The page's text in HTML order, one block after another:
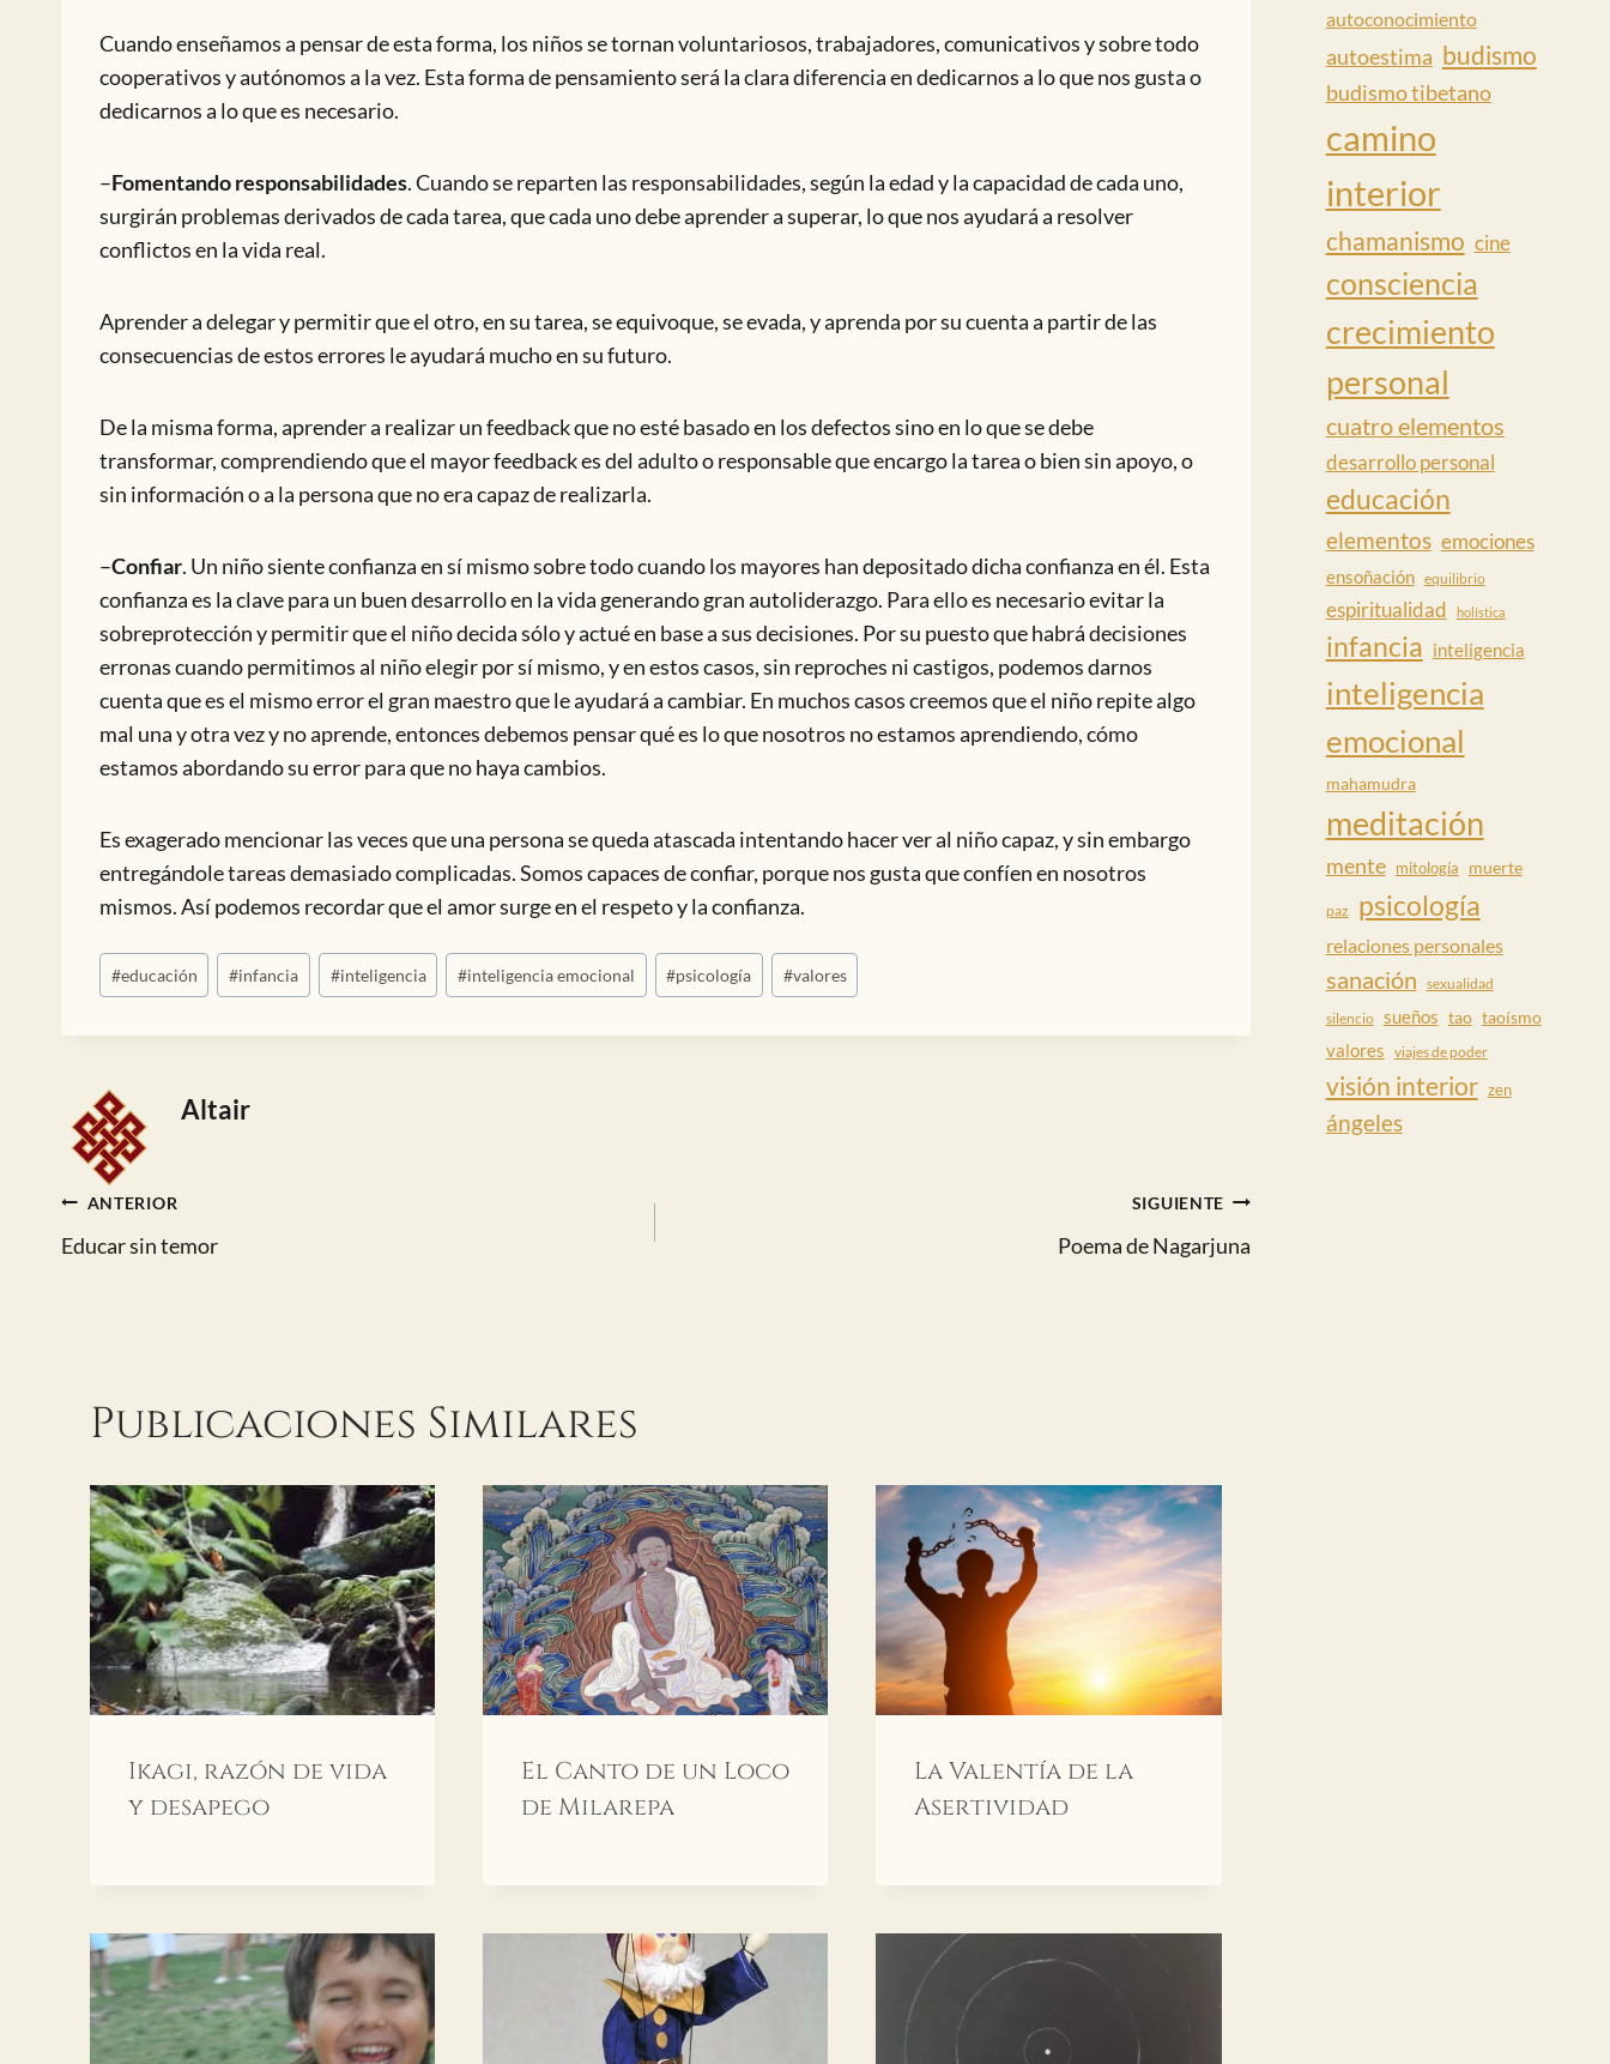
Cuando enseñamos a pensar de esta forma, los niños se tornan voluntariosos, trabajadores, comunicativos y sobre todo
cooperativos y autónomos a la vez. Esta forma de pensamiento será la clara diferencia en dedicarnos a lo que nos gusta o
dedicarnos a lo que es necesario.
–Fomentando responsabilidades. Cuando se reparten las responsabilidades, según la edad y la capacidad de cada uno,
surgirán problemas derivados de cada tarea, que cada uno debe aprender a superar, lo que nos ayudará a resolver
conflictos en la vida real.
Aprender a delegar y permitir que el otro, en su tarea, se equivoque, se evada, y aprenda por su cuenta a partir de las
consecuencias de estos errores le ayudará mucho en su futuro.
De la misma forma, aprender a realizar un feedback que no esté basado en los defectos sino en lo que se debe
transformar, comprendiendo que el mayor feedback es del adulto o responsable que encargo la tarea o bien sin apoyo, o
sin información o a la persona que no era capaz de realizarla.
–Confiar. Un niño siente confianza en sí mismo sobre todo cuando los mayores han depositado dicha confianza en él. Esta
confianza es la clave para un buen desarrollo en la vida generando gran autoliderazgo. Para ello es necesario evitar la
sobreprotección y permitir que el niño decida sólo y actué en base a sus decisiones. Por su puesto que habrá decisiones
erronas cuando permitimos al niño elegir por sí mismo, y en estos casos, sin reproches ni castigos, podemos darnos
cuenta que es el mismo error el gran maestro que le ayudará a cambiar. En muchos casos creemos que el niño repite algo
mal una y otra vez y no aprende, entonces debemos pensar qué es lo que nosotros no estamos aprendiendo, cómo
estamos abordando su error para que no haya cambios.
Es exagerado mencionar las veces que una persona se queda atascada intentando hacer ver al niño capaz, y sin embargo
entregándole tareas demasiado complicadas. Somos capaces de confiar, porque nos gusta que confíen en nosotros
mismos. Así podemos recordar que el amor surge en el respeto y la confianza.
Etiquetas
de
#educación #infancia #inteligencia #inteligencia emocional #psicología #valores
Altair
Navegación
ANTERIOR
Educar sin temor
SIGUIENTE
Poema de Nagarjuna
Publicaciones Similares
Ikagi, razón de vida
y desapego
El Canto de un Loco
de Milarepa
La Valentía de la
Asertividad
autoconocimiento
autoestima budismo
budismo tibetano
camino
interior
chamanismo cine
consciencia
crecimiento
personal
cuatro elementos
desarrollo personal
educación
elementos emociones
ensoñación equilibrio
espiritualidad holística
infancia inteligencia
inteligencia
emocional
mahamudra
meditación
mente mitología muerte
paz psicología
relaciones personales
sanación sexualidad
silencio sueños tao taoísmo
valores viajes de poder
visión interior zen
ángeles